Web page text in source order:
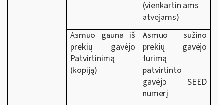
(vienkartiniams
atvejams)
Asmuo gauna iš
prekių gavėjo
Patvirtinimą
(kopiją)
Asmuo sužino
prekių gavėjo
turimą
patvirtinto
gavėjo SEED
numerį